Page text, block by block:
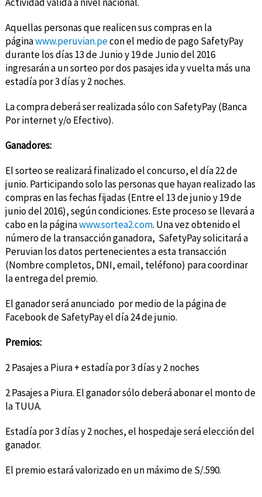
Aquellas personas que realicen sus compras en la
páginawww.peruvian.pecon el medio de pago SafetyPay
durante los días 13 de Junio y 19 de Junio del 2016
ingresarán a un sorteo por dos pasajes ida y vuelta más una
estadía por 3 días y 2 noches.
La compra deberá ser realizada sólo con SafetyPay (Banca
Por internet y/o Efectivo).
Ganadores:
El sorteo se realizará finalizado el concurso, el día 22 de
junio. Participando solo las personas que hayan realizado las
compras en las fechas fijadas (Entre el 13 de junio y 19 de
junio del 2016), según condiciones. Este proceso se llevará a
cabo en la páginawww.sortea2.com. Una vez obtenido el
número de la transacción ganadora, SafetyPay solicitará a
Peruvian los datos pertenecientes a esta transacción
(Nombre completos, DNI, email, teléfono) para coordinar
la entrega del premio.
El ganador será anunciado por medio de la página de
Facebook de SafetyPay el día 24 de junio.
Premios:
2 Pasajes a Piura + estadía por 3 días y 2 noches
2 Pasajes a Piura. El ganador sólo deberá abonar el monto de
la TUUA.
Estadía por 3 días y 2 noches, el hospedaje será elección del
ganador.
El premio estará valorizado en un máximo de S/.590.